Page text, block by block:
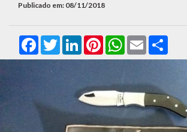
Publicado em: 08/11/2018
FacebookTwitterLinkedInPinterestWhatsApp
Email